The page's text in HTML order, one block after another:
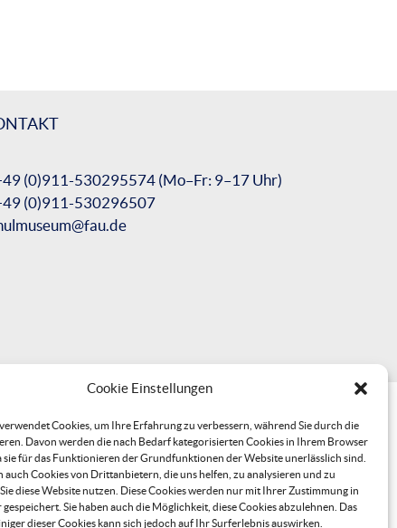
Cookie Einstellungen
Cookies, um Ihre Erfahrung zu verbessern, während Sie durch die
Davon werden die nach Bedarf kategorisierten Cookies in Ihrem Browser
sie für das Funktionieren der Grundfunktionen der Website unerlässlich sind.
auch Cookies von Drittanbietern, die uns helfen, zu analysieren und zu
diese Website nutzen. Diese Cookies werden nur mit Ihrer Zustimmung in
Sie haben auch die Möglichkeit, diese Cookies abzulehnen. Das
dieser Cookies kann sich jedoch auf Ihr Surferlebnis auswirken.
(0)911-530295574 (Mo–Fr: 9–17 Uhr)
(0)911-530296507